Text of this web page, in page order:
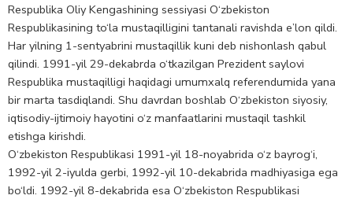
Respublika Oliy Kengashining sessiyasi O‘zbekiston
Respublikasining to‘la mustaqilligini tantanali ravishda e’lon qildi.
Har yilning 1-sentyabrini mustaqillik kuni deb nishonlash qabul
qilindi. 1991-yil 29-dekabrda o‘tkazilgan Prezident saylovi
Respublika mustaqilligi haqidagi umumxalq referendumida yana
bir marta tasdiqlandi. Shu davrdan boshlab O‘zbekiston siyosiy,
iqtisodiy-ijtimoiy hayotini o‘z manfaatlarini mustaqil tashkil
etishga kirishdi.
O‘zbekiston Respublikasi 1991-yil 18-noyabrida o‘z bayrog‘i,
1992-yil 2-iyulda gerbi, 1992-yil 10-dekabrida madhiyasiga ega
bo‘ldi. 1992-yil 8-dekabrida esa O‘zbekiston Respublikasi